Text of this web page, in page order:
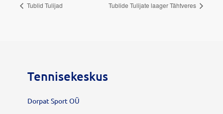
Tublid Tulijad Tublide Tulijate laager Tähtveres
Tennisekeskus
Dorpat Sport OÜ